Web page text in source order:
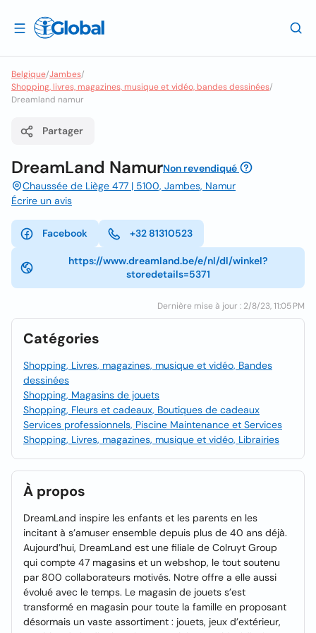
Belgique/Jambes/
Shopping, livres, magazines, musique et vidéo, bandes dessinées/
Dreamland namur
Partager
DreamLand NamurNon revendiqué
Chaussée de Liège 477 | 5100, Jambes, Namur
Écrire un avis
Facebook +32 81310523
https://www.dreamland.be/e/nl/dl/winkel?
storedetails=5371
Dernière mise à jour : 2/8/23, 11:05 PM
Catégories
Shopping, Livres, magazines, musique et vidéo, Bandes
dessinées
Shopping, Magasins de jouets
Shopping, Fleurs et cadeaux, Boutiques de cadeaux
Services professionnels, Piscine Maintenance et Services
Shopping, Livres, magazines, musique et vidéo, Librairies
À propos
DreamLand inspire les enfants et les parents en les
incitant à s’amuser ensemble depuis plus de 40 ans déjà.
Aujourd’hui, DreamLand est une filiale de Colruyt Group
qui compte 47 magasins et un webshop, le tout soutenu
par 800 collaborateurs motivés. Notre offre a elle aussi
évolué avec le temps. Le magasin de jouets s’est
transformé en magasin pour toute la famille en proposant
désormais un vaste assortiment : jouets, jeux d’extérieur,